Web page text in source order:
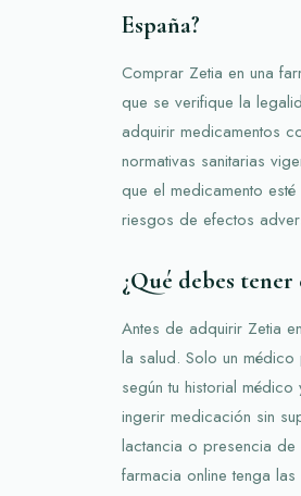
España?
Comprar Zetia en una
que se verifique la
adquirir medicamentos
normativas sanitarias
que el medicamento
riesgos de efectos
¿Qué debes
Antes de adquirir Zetia
la salud. Solo un
según tu historial
ingerir medicación sin
lactancia o presencia
farmacia online tenga